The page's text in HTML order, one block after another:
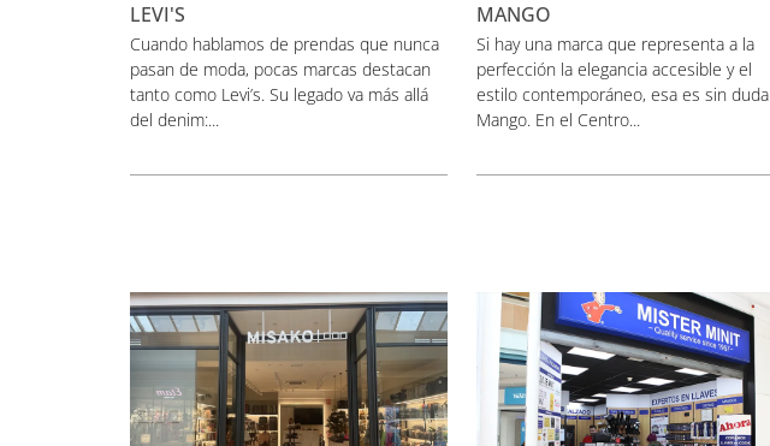
LEVI'S
Cuando hablamos de prendas que nunca
pasan de moda, pocas marcas destacan
tanto como Levi’s. Su legado va más allá
del denim:...
MANGO
Si hay una marca que representa a la
perfección la elegancia accesible y el
estilo contemporáneo, esa es sin duda
Mango. En el Centro...